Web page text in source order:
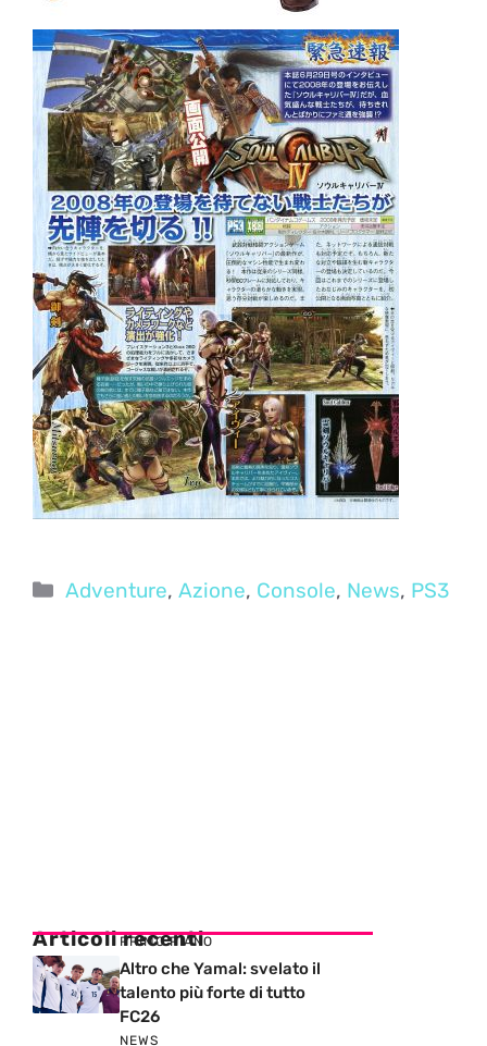
Categorie
Adventure,Azione, Console, News, PS3
Articoli recenti
PRIMO PIANO
Altro che Yamal: svelato il
talento più forte di tutto
FC26
NEWS